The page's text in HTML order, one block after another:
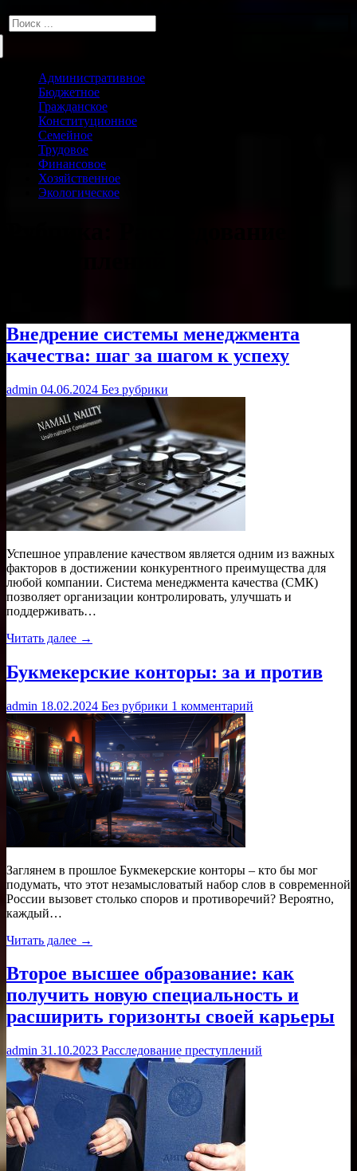
Искать:
Административное
Бюджетное
Гражданское
Конституционное
Семейное
Трудовое
Финансовое
Хозяйственное
Экологическое
Внедрение системы менеджмента
качества: шаг за шагом к успеху
admin 04.06.2024 Без рубрики
Успешное управление качеством является одним из важных
факторов в достижении конкурентного преимущества для
любой компании. Система менеджмента качества (СМК)
позволяет организации контролировать, улучшать и
поддерживать…
Читать далее →
Букмекерские конторы: за и против
admin 18.02.2024 Без рубрики 1 комментарий
Заглянем в прошлое Букмекерские конторы – кто бы мог
подумать, что этот незамысловатый набор слов в современной
России вызовет столько споров и противоречий? Вероятно,
каждый…
Читать далее →
Второе высшее образование: как
получить новую специальность и
расширить горизонты своей карьеры
admin 31.10.2023 Расследование преступлений